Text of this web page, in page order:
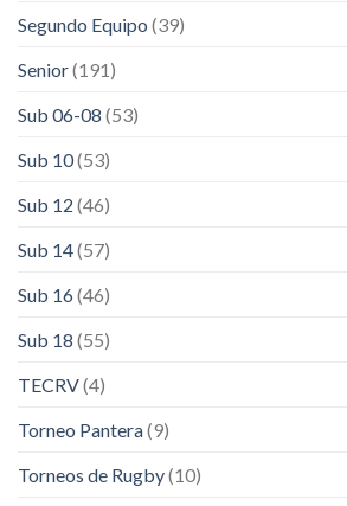
Segundo Equipo (39)
Senior(191)
Sub 06-08 (53)
Sub 10(53)
Sub 12 (46)
Sub 14(57)
Sub 16(46)
Sub 18 (55)
TECRV(4)
Torneo Pantera(9)
Torneos de Rugby(10)